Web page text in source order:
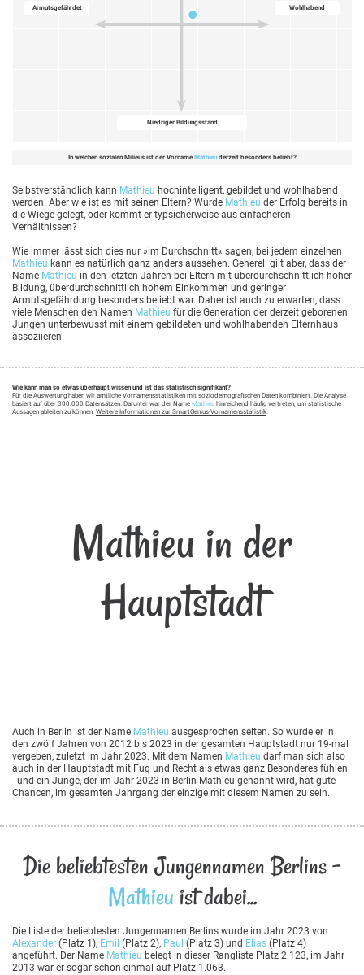
Wohlhabend
Niedriger Bildungsstand
Armutsgefährdet
In welchen sozialen Milieus ist der Vorname Mathieuderzeit besonders beliebt?
Selbstverständlich kann Mathieu hochintelligent, gebildet und wohlhabend
werden. Aber wie ist es mit seinen Eltern? Wurde Mathieu der Erfolg bereits in
die Wiege gelegt, oder kommt er typsicherweise aus einfacheren
Verhältnissen?
Wie immer lässt sich dies nur »im Durchschnitt« sagen, bei jedem einzelnen
Mathieu kann es natürlich ganz anders aussehen. Generell gilt aber, dass der
Name Mathieu in den letzten Jahren bei Eltern mit überdurchschnittlich hoher
Bildung, überdurchschnittlich hohem Einkommen und geringer
Armutsgefährdung besonders beliebt war. Daher ist auch zu erwarten, dass
viele Menschen den Namen Mathieu für die Generation der derzeit geborenen
Jungen unterbewusst mit einem gebildeten und wohlhabenden Elternhaus
assoziieren.
Wie kann man so etwas überhaupt wissen und ist das statistisch signifikant?
Für die Auswertung haben wir amtliche Vornamensstatistiken mit soziodemografischen Daten kombiniert. Die Analyse
basiert auf über 300.000 Datensätzen. Darunter war der Name Mathieu hinreichend häufig vertreten, um statistische
Aussagen ableiten zu können. Weitere Informationen zur SmartGenius-Vornamensstatistik.
Mathieu in der
Hauptstadt
Auch in Berlin ist der Name Mathieu ausgesprochen selten. So wurde er in
den zwölf Jahren von 2012 bis 2023 in der gesamten Hauptstadt nur 19-mal
vergeben, zuletzt im Jahr 2023. Mit dem Namen Mathieu darf man sich also
auch in der Hauptstadt mit Fug und Recht als etwas ganz Besonderes fühlen
- und ein Junge, der im Jahr 2023 in Berlin Mathieu genannt wird, hat gute
Chancen, im gesamten Jahrgang der einzige mit diesem Namen zu sein.
Die beliebtesten Jungennamen Berlins -
Mathieu ist dabei...
Die Liste der beliebtesten Jungennamen Berlins wurde im Jahr 2023 von
Alexander (Platz 1), Emil (Platz 2), Paul (Platz 3) und Elias (Platz 4)
angeführt. Der Name Mathieu belegt in dieser Rangliste Platz 2.123, im Jahr
2013 war er sogar schon einmal auf Platz 1.063.